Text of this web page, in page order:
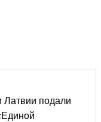
Латвии подали